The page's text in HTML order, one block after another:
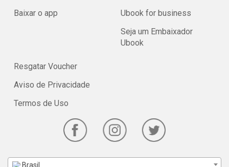
Baixar o app
Ubook for business
Seja um Embaixador
Ubook
Resgatar Voucher
Aviso de Privacidade
Termos de Uso
Brasil